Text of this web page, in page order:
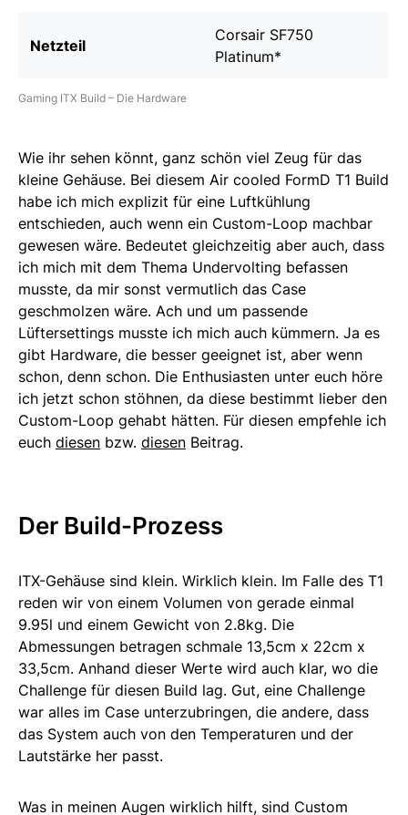
Netzteil
Corsair SF750
Platinum*
Gaming ITX Build – Die Hardware
Wie ihr sehen könnt, ganz schön viel Zeug für das
kleine Gehäuse. Bei diesem Air cooled FormD T1 Build
habe ich mich explizit für eine Luftkühlung
entschieden, auch wenn ein Custom-Loop machbar
gewesen wäre. Bedeutet gleichzeitig aber auch, dass
ich mich mit dem Thema Undervolting befassen
musste, da mir sonst vermutlich das Case
geschmolzen wäre. Ach und um passende
Lüftersettings musste ich mich auch kümmern. Ja es
gibt Hardware, die besser geeignet ist, aber wenn
schon, denn schon. Die Enthusiasten unter euch höre
ich jetzt schon stöhnen, da diese bestimmt lieber den
Custom-Loop gehabt hätten. Für diesen empfehle ich
euch diesen bzw. diesen Beitrag.
Der Build-Prozess
ITX-Gehäuse sind klein. Wirklich klein. Im Falle des T1
reden wir von einem Volumen von gerade einmal
9.95l und einem Gewicht von 2.8kg. Die
Abmessungen betragen schmale 13,5cm x 22cm x
33,5cm. Anhand dieser Werte wird auch klar, wo die
Challenge für diesen Build lag. Gut, eine Challenge
war alles im Case unterzubringen, die andere, dass
das System auch von den Temperaturen und der
Lautstärke her passt.
Was in meinen Augen wirklich hilft, sind Custom